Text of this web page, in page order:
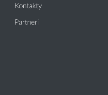
Kontakty
Partneri